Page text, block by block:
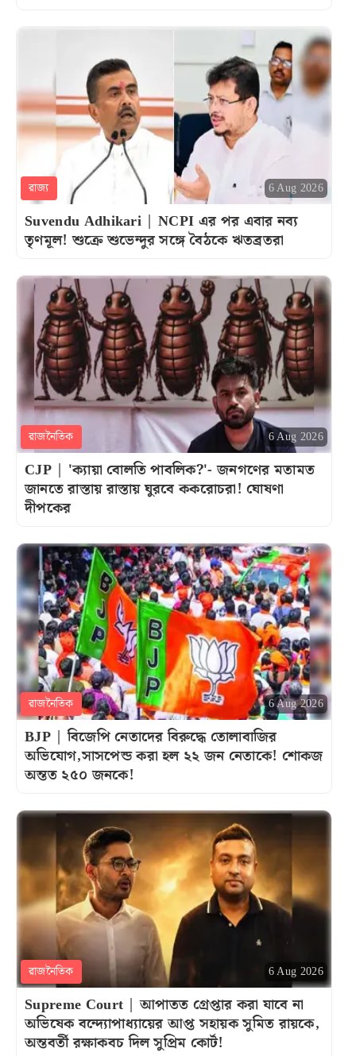
রাজ্য 6 Aug 2026
Suvendu Adhikari | NCPI এর পর এবার নব্য
তৃণমূল! শুক্রে শুভেন্দুর সঙ্গে বৈঠকে ঋতব্রতরা
রাজনৈতিক 6 Aug 2026
CJP | 'ক্যায়া বোলতি পাবলিক?'- জনগণের মতামত
জানতে রাস্তায় রাস্তায় ঘুরবে ককরোচরা! ঘোষণা
দীপকের
রাজনৈতিক 6 Aug 2026
BJP | বিজেপি নেতাদের বিরুদ্ধে তোলাবাজির
অভিযোগ,সাসপেন্ড করা হল ২২ জন নেতাকে! শোকজ
অন্তত ২৫০ জনকে!
রাজনৈতিক 6 Aug 2026
Supreme Court | আপাতত গ্রেপ্তার করা যাবে না
অভিষেক বন্দ্যোপাধ্যায়ের আপ্ত সহায়ক সুমিত রায়কে,
অন্তবর্তী রক্ষাকবচ দিল সুপ্রিম কোর্ট!